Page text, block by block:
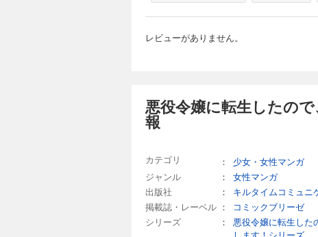
レビューがありません。
悪役令嬢に転生したの
報
カテゴリ ：
少女・女性マンガ
ジャンル
：
女性マンガ
出版社
：
キルタイムコミュニ
掲載誌・レーベル ：
コミックブリーゼ
シリーズ
：
悪役令嬢に転生した